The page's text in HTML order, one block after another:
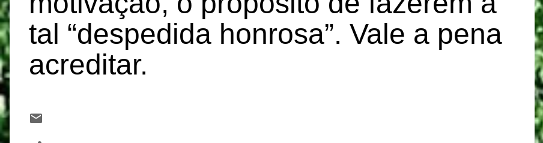
tal “despedida honrosa”. Vale a pena
acreditar.